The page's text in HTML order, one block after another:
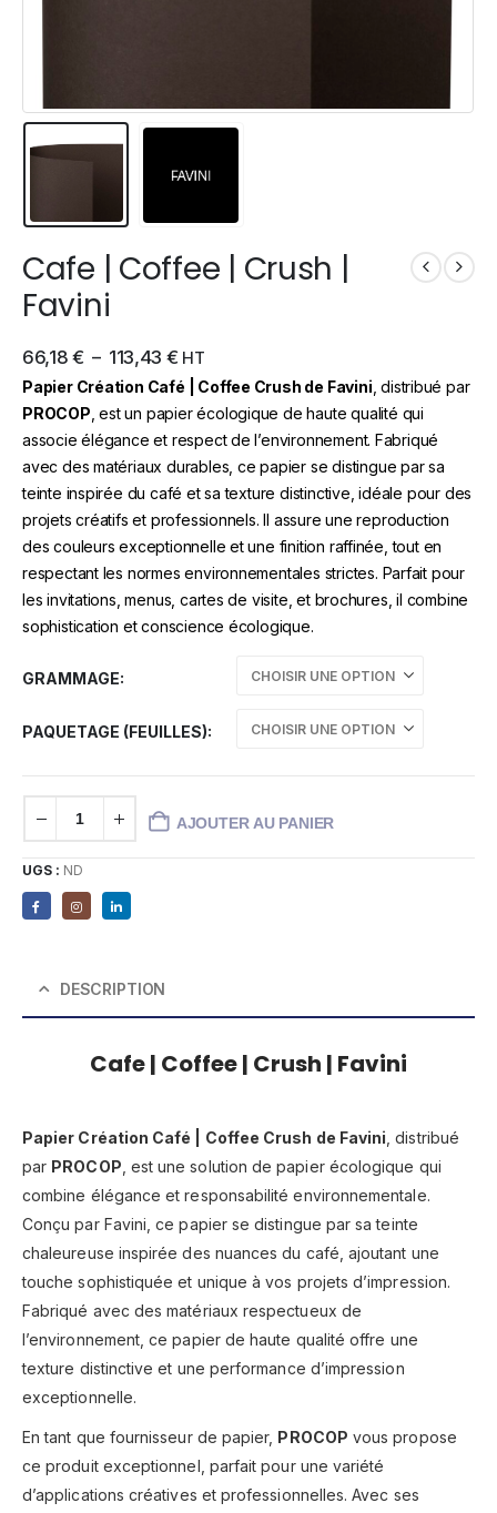
Cafe | Coffee | Crush |
Favini
66,18 € – 113,43 € HT
Papier Création Café | Coffee Crush de Favini , distribué par
PROCOP , est un papier écologique de haute qualité qui
associe élégance et respect de l’environnement. Fabriqué
avec des matériaux durables, ce papier se distingue par sa
teinte inspirée du café et sa texture distinctive, idéale pour des
projets créatifs et professionnels. Il assure une reproduction
des couleurs exceptionnelle et une finition raffinée, tout en
respectant les normes environnementales strictes. Parfait pour
les invitations, menus, cartes de visite, et brochures, il combine
sophistication et conscience écologique.
GRAMMAGE
PAQUETAGE (FEUILLES)
AJOUTER AU PANIER
UGS : ND
DESCRIPTION
Cafe | Coffee | Crush | Favini
Papier Création Café | Coffee Crush de Favini , distribué
par PROCOP , est une solution de papier écologique qui
combine élégance et responsabilité environnementale.
Conçu par Favini, ce papier se distingue par sa teinte
chaleureuse inspirée des nuances du café, ajoutant une
touche sophistiquée et unique à vos projets d’impression.
Fabriqué avec des matériaux respectueux de
l’environnement, ce papier de haute qualité offre une
texture distinctive et une performance d’impression
exceptionnelle.
En tant que fournisseur de papier, PROCOP vous propose
ce produit exceptionnel, parfait pour une variété
d’applications créatives et professionnelles. Avec ses